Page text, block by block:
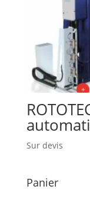
Sur devis
Panier